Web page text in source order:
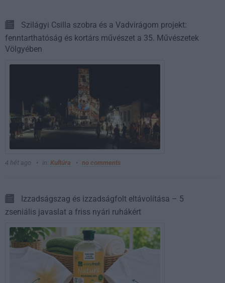
Szilágyi Csilla szobra és a Vadvirágom projekt:
fenntarthatóság és kortárs művészet a 35. Művészetek
Völgyében
4 hét ago in: Kultúra no comments
Izzadságszag és izzadságfolt eltávolítása – 5
zseniális javaslat a friss nyári ruhákért